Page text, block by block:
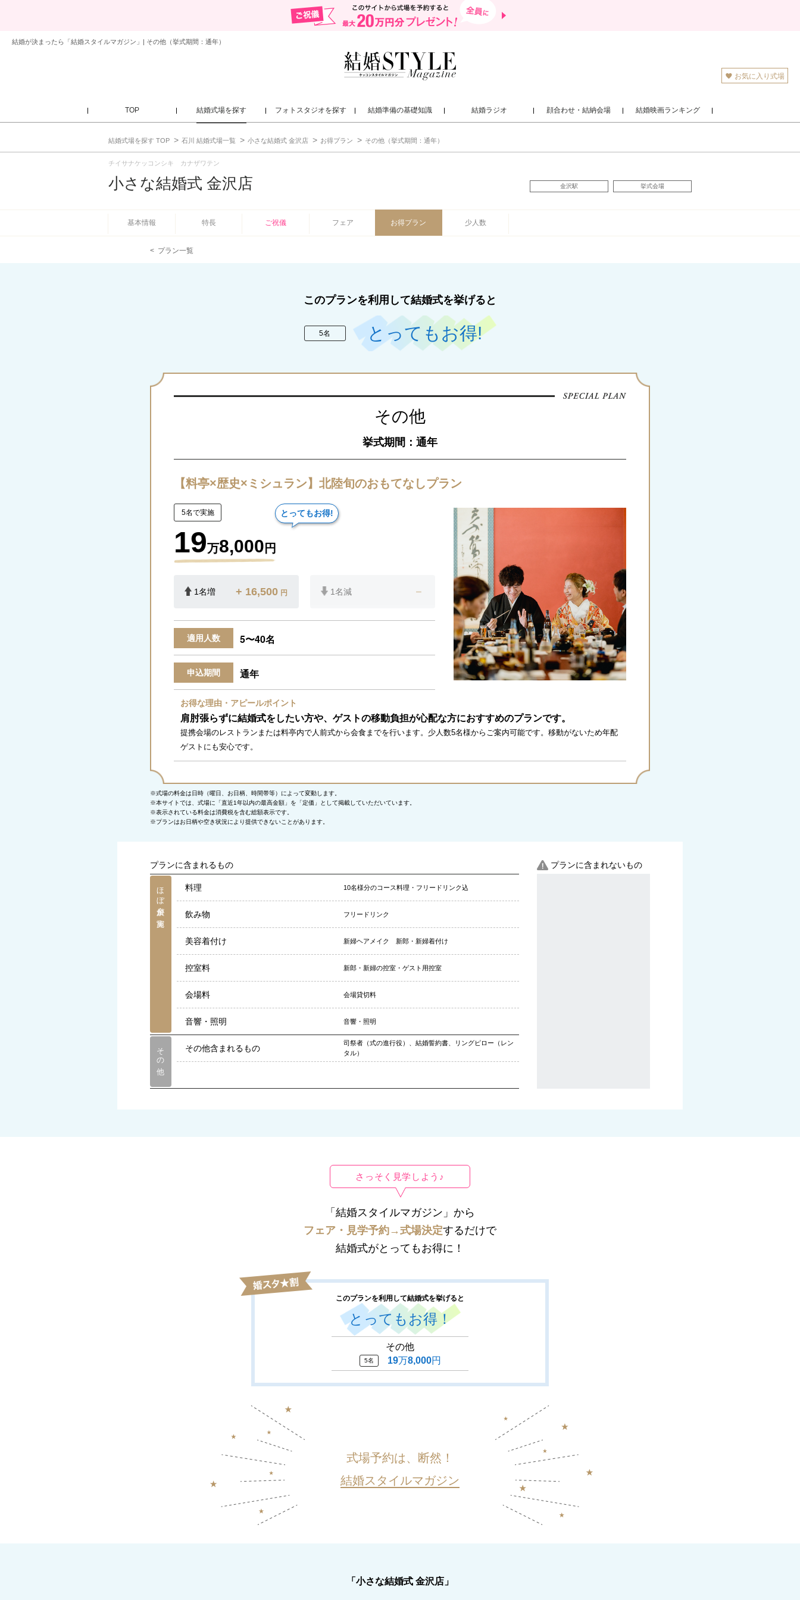
結婚が決まったら「結婚スタイルマガジン」| その他（挙式期間：通年）
お気に入り式場
TOP 結婚式場を探す フォトスタジオを探す 結婚準備の基礎知識 結婚ラジオ 顔合わせ・結納会場 結婚映画ランキング
結婚式場を探す TOP 石川 結婚式場一覧 小さな結婚式 金沢店 お得プラン その他（挙式期間：通年）
チイサナケッコンシキ カナザワテン
小さな結婚式 金沢店 金沢駅 挙式会場
基本情報 特長 ご祝儀 フェア お得プラン 少人数
プラン一覧
このプランを利用して結婚式を挙げると
5名 とってもお得!
その他
挙式期間：通年
【料亭×歴史×ミシュラン】北陸旬のおもてなしプラン
5名で実施
19万8,000 円
とってもお得!
1名増 + 16,500 円 1名減 －
適用人数 5〜40名
申込期間 通年
お得な理由・アピールポイント
肩肘張らずに結婚式をしたい方や、ゲストの移動負担が心配な方におすすめのプランです。
提携会場のレストランまたは料亭内で人前式から会食までを行います。少人数5名様からご案内可能です。移動がないため年配
ゲストにも安心です。
※式場の料金は日時（曜日、お日柄、時間帯等）によって変動します。
※本サイトでは、式場に「直近1年以内の最高金額」を「定価」として掲載していただいています。
※表示されている料金は消費税を含む総額表示です。
※プランはお日柄や空き状況により提供できないことがあります。
プランに含まれるもの プランに含まれないもの
ほぼ全員が実施 料理 10名様分のコース料理・フリードリンク込
飲み物 フリードリンク
美容着付け 新婦ヘアメイク 新郎・新婦着付け
控室料 新郎・新婦の控室・ゲスト用控室
会場料 会場貸切料
音響・照明 音響・照明
その他 その他含まれるもの
司祭者（式の進行役）、結婚誓約書、リングピロー（レン
タル）
さっそく見学しよう♪
「結婚スタイルマガジン」から
フェア・見学予約→式場決定するだけで
結婚式がとってもお得に！
このプランを利用して結婚式を挙げると
とってもお得！
その他
5名 19万8,000円
式場予約は、断然！
結婚スタイルマガジン
「小さな結婚式 金沢店」